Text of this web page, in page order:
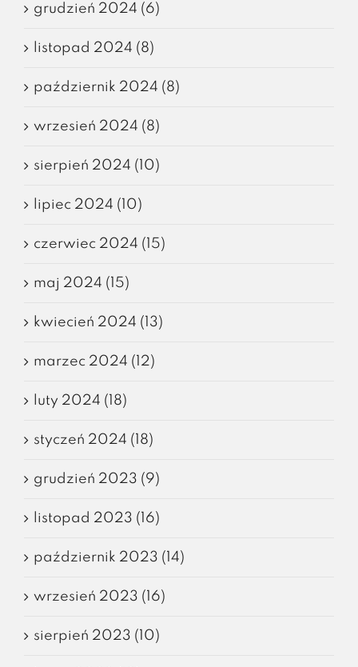
grudzień 2024 (6)
listopad 2024 (8)
październik 2024 (8)
wrzesień 2024 (8)
sierpień 2024 (10)
lipiec 2024 (10)
czerwiec 2024 (15)
maj 2024 (15)
kwiecień 2024 (13)
marzec 2024 (12)
luty 2024 (18)
styczeń 2024 (18)
grudzień 2023 (9)
listopad 2023 (16)
październik 2023 (14)
wrzesień 2023 (16)
sierpień 2023 (10)